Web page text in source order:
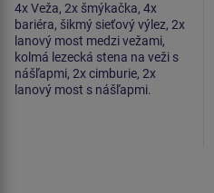
4x Veža, 2x šmýkačka, 4x
bariéra, šikmý sieťový výlez, 2x
lanový most medzi vežami,
kolmá lezecká stena na veži s
nášľapmi, 2x cimburie, 2x
lanový most s nášľapmi.